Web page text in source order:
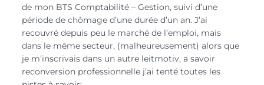
de mon BTS Comptabilité – Gestion, suivi d’une
période de chômage d’une durée d’un an. J’ai
recouvré depuis peu le marché de l’emploi, mais
dans le même secteur, (malheureusement) alors que
je m’inscrivais dans un autre leitmotiv, a savoir
reconversion professionnelle j’ai tenté toutes les